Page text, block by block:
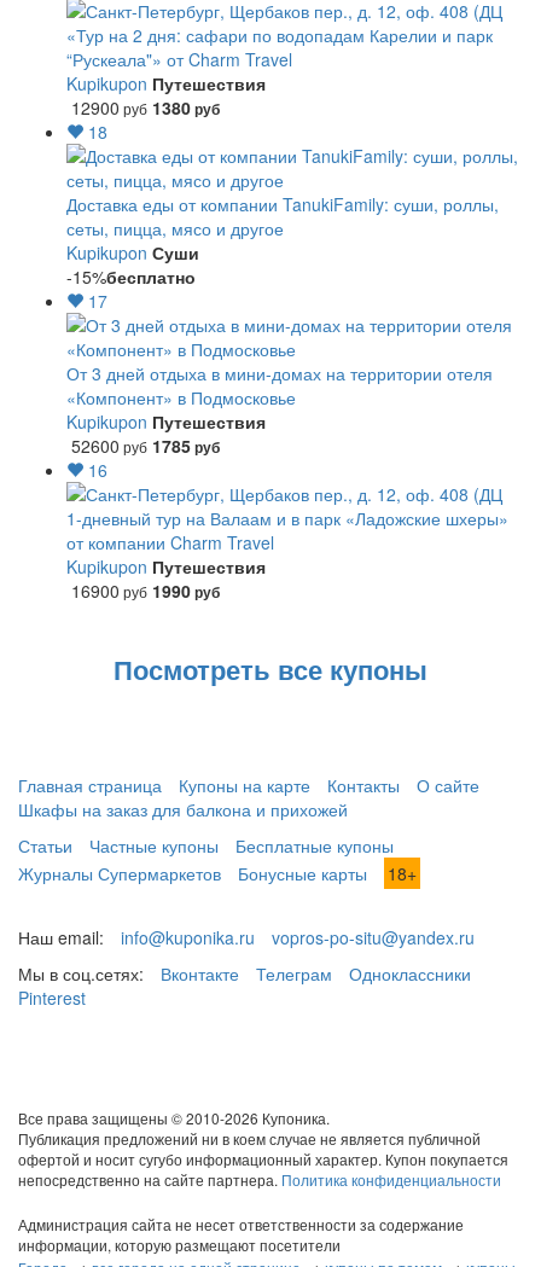
«Тур на 2 дня: сафари по водопадам Карелии и парк
“Рускеала"» от Charm Travel
Kupikupon Путешествия
12900 руб 1380руб
18
Доставка еды от компании TanukiFamily: суши, роллы,
сеты, пицца, мясо и другое
Kupikupon Суши
-15%бесплатно
17
От 3 дней отдыха в мини-домах на территории отеля
«Компонент» в Подмосковье
Kupikupon Путешествия
52600 руб 1785руб
16
1-дневный тур на Валаам и в парк «Ладожские шхеры»
от компании Charm Travel
Kupikupon Путешествия
16900 руб 1990руб
Посмотреть все купоны
Главная страница Купоны на карте Контакты
О сайте
Шкафы на заказ для балкона и прихожей
Статьи
Частные купоны
Бесплатные купоны
Журналы Супермаркетов
Бонусные карты 18+
Наш email: info@kuponika.ru
vopros-po-situ@yandex.ru
Мы в соц.сетях:
Вконтакте Телеграм
Одноклассники
Pinterest
Все права защищены © 2010-2026 Купоника.
Публикация предложений ни в коем случае не является публичной
офертой и носит сугубо информационный характер. Купон покупается
непосредственно на сайте партнера. Политика конфиденциальности
Администрация сайта не несет ответственности за содержание
информации, которую размещают посетители